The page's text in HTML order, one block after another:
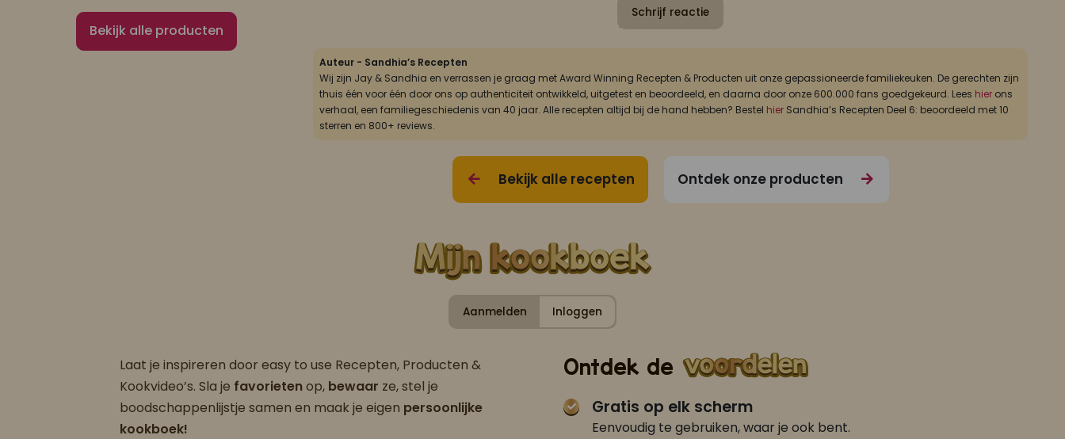
Bekijk alle producten
Schrijf reactie
Auteur - Sandhia’s Recepten
Wij zijn Jay & Sandhia en verrassen je graag met Award Winning Recepten & Producten uit onze gepassioneerde familiekeuken. De gerechten zijn
thuis één voor één door ons op authenticiteit ontwikkeld, uitgetest en beoordeeld, en daarna door onze 600.000 fans goedgekeurd. Lees hier ons
verhaal, een familiegeschiedenis van 40 jaar. Alle recepten altijd bij de hand hebben? Bestel hier Sandhia’s Recepten Deel 6: beoordeeld met 10
sterren en 800+ reviews.
Bekijk alle recepten Ontdek onze producten
Aanmelden Inloggen
Laat je inspireren door easy to use Recepten, Producten &
Kookvideo’s. Sla je favorietenop, bewaar ze, stel je
boodschappenlijstje samen en maak je eigen persoonlijke
kookboek!
Ontdek de
Gratis op elk scherm
Eenvoudig te gebruiken, waar je ook bent.